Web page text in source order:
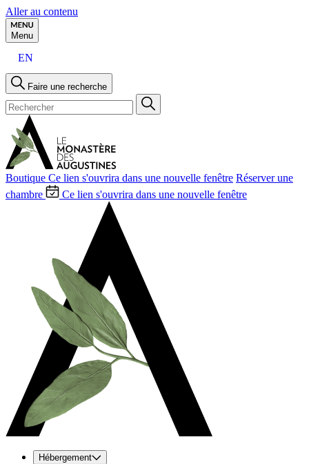
Aller au contenu
Menu
EN
Faire une recherche
Boutique Ce lien s'ouvrira dans une nouvelle fenêtre Réserver une
chambre
Ce lien s'ouvrira dans une nouvelle fenêtre
Hébergement